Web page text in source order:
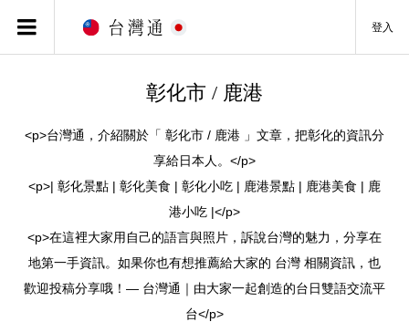
登入
彰化市 / 鹿港
<p>台灣通，介紹關於「 彰化市 / 鹿港 」文章，把彰化的資訊分
享給日本人。</p>
<p>| 彰化景點 | 彰化美食 | 彰化小吃 | 鹿港景點 | 鹿港美食 | 鹿
港小吃 |</p>
<p>在這裡大家用自己的語言與照片，訴說台灣的魅力，分享在
地第一手資訊。如果你也有想推薦給大家的 台灣 相關資訊，也
歡迎投稿分享哦！— 台灣通｜由大家一起創造的台日雙語交流平
台</p>